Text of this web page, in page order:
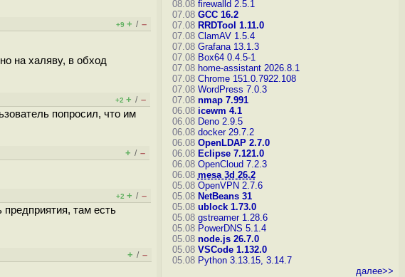
+9 + / –
на халяву, в обход
+2 + / –
попросил, что им
+ / –
+2 + / –
там есть
+ / –
08.08 firewalld 2.5.1
07.08 GCC 16.2
07.08 RRDTool 1.11.0
07.08 ClamAV 1.5.4
07.08 Grafana 13.1.3
07.08 Box64 0.4.5-1
07.08 home-assistant 2026.8.1
07.08 Chrome 151.0.7922.108
07.08 WordPress 7.0.3
07.08 nmap 7.991
06.08 icewm 4.1
06.08 Deno 2.9.5
06.08 docker 29.7.2
06.08 OpenLDAP 2.7.0
06.08 Eclipse 7.121.0
06.08 OpenCloud 7.2.3
06.08 mesa 3d 26.2
05.08 OpenVPN 2.7.6
05.08 NetBeans 31
05.08 ublock 1.73.0
05.08 gstreamer 1.28.6
05.08 PowerDNS 5.1.4
05.08 node.js 26.7.0
05.08 VSCode 1.132.0
05.08 Python 3.13.15, 3.14.7
далее>>